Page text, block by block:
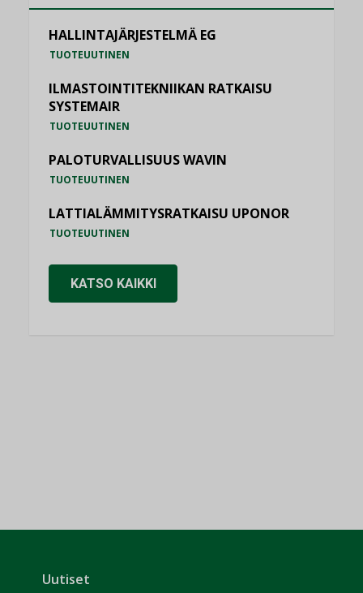
HALLINTAJÄRJESTELMÄ EG
TUOTEUUTINEN
ILMASTOINTITEKNIIKAN RATKAISU
SYSTEMAIR
TUOTEUUTINEN
PALOTURVALLISUUS WAVIN
TUOTEUUTINEN
LATTIALÄMMITYSRATKAISU UPONOR
TUOTEUUTINEN
KATSO KAIKKI
Uutiset